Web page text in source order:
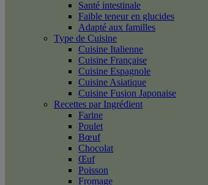
Santé intestinale
Faible teneur en glucides
Adapté aux familles
Type de Cuisine
Cuisine Italienne
Cuisine Française
Cuisine Espagnole
Cuisine Asiatique
Cuisine Fusion Japonaise
Recettes par Ingrédient
Farine
Poulet
Bœuf
Chocolat
Œuf
Poisson
Fromage